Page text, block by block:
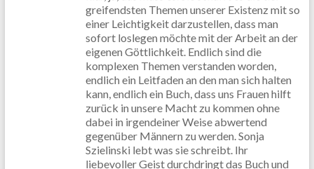
greifendsten Themen unserer Existenz mit so
einer Leichtigkeit darzustellen, dass man
sofort loslegen möchte mit der Arbeit an der
eigenen Göttlichkeit. Endlich sind die
komplexen Themen verstanden worden,
endlich ein Leitfaden an den man sich halten
kann, endlich ein Buch, dass uns Frauen hilft
zurück in unsere Macht zu kommen ohne
dabei in irgendeiner Weise abwertend
gegenüber Männern zu werden. Sonja
Szielinski lebt was sie schreibt. Ihr
liebevoller Geist durchdringt das Buch und